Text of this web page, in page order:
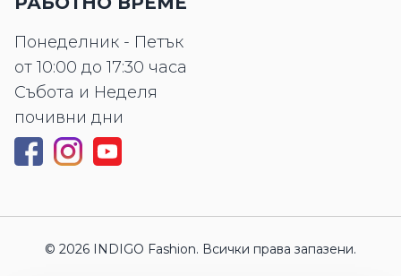
Понеделник - Петък
от 10:00 до 17:30 часа
Събота и Неделя
почивни дни
© 2026 INDIGO Fashion. Всички права запазени.